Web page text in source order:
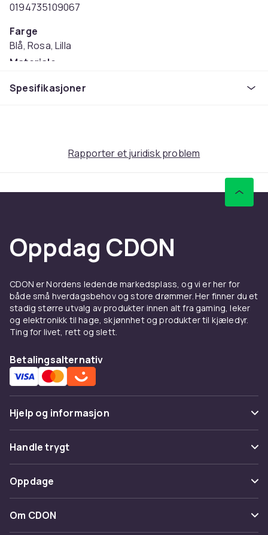
0194735109067
Farge
Blå, Rosa, Lilla
Materiale
Anbefalt alder (maks)
Spesifikasjoner
Rapporter et juridisk problem
Oppdag CDON
CDON er Nordens ledende markedsplass, og vi er her for
både små hverdagsbehov og store drømmer. Her finner du et
stadig større utvalg av produkter innen alt fra gaming, leker
og elektronikk til hage, skjønnhet og produkter til kjæledyr.
Ting for livet, rett og slett.
Betalingsalternativ
Hjelp og informasjon
Vanlige spørsmål
Spor pakke
Angre & returner her
Kontakt oss
Handle trygt
Betaling
Levering
Oppdage
Kategorier
Om CDON